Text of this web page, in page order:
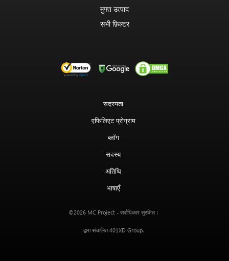
मुफ्त उत्पाद
सभी फ़िल्टर
सदस्यता
एफिलिएट प्रोग्राम
ब्लॉग
सदस्य
अतिथि
भाषाएँ
©2026 MC Project - सर्वाधिकार सुरक्षित।
द्वारा संचालित401XD Group.